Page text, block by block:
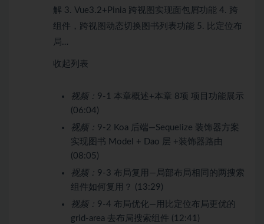
解 3. Vue3.2+Pinia 跨视图实现面包屑功能 4. 跨
组件，跨视图动态切换图书列表功能 5. 比定位布
局…
收起列表
视频： 9-1 本章概述+本章 8项 项目功能展示
(06:04)
视频： 9-2 Koa 后端—Sequelize 装饰器方案
实现图书 Model + Dao 层 +装饰器路由
(08:05)
视频： 9-3 布局复用—局部布局相同的两搜索
组件如何复用？ (13:29)
视频： 9-4 布局优化—用比定位布局更优的
grid-area 去布局搜索组件 (12:41)